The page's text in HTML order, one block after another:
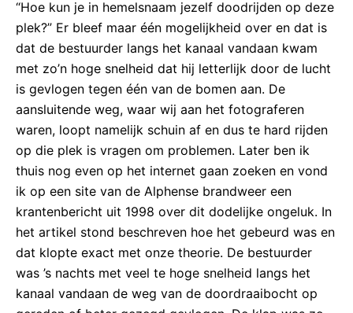
“Hoe kun je in hemelsnaam jezelf doodrijden op deze
plek?” Er bleef maar één mogelijkheid over en dat is
dat de bestuurder langs het kanaal vandaan kwam
met zo’n hoge snelheid dat hij letterlijk door de lucht
is gevlogen tegen één van de bomen aan. De
aansluitende weg, waar wij aan het fotograferen
waren, loopt namelijk schuin af en dus te hard rijden
op die plek is vragen om problemen. Later ben ik
thuis nog even op het internet gaan zoeken en vond
ik op een site van de Alphense brandweer een
krantenbericht uit 1998 over dit dodelijke ongeluk. In
het artikel stond beschreven hoe het gebeurd was en
dat klopte exact met onze theorie. De bestuurder
was ’s nachts met veel te hoge snelheid langs het
kanaal vandaan de weg van de doordraaibocht op